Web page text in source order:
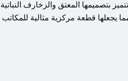
بتصميمها المعتق والزخارف
يجعلها قطعة مركزية مثالية